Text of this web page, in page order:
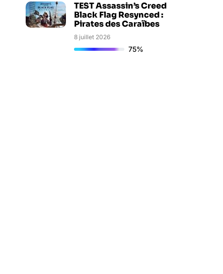
TEST Assassin’s Creed
Black Flag Resynced :
Pirates des Caraïbes
8 juillet 2026
75%